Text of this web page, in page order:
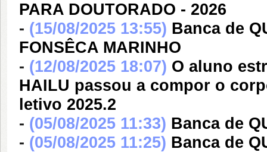
PARA DOUTORADO - 2026
- (15/08/2025 13:55) Banca de
FONSÊCA MARINHO
- (12/08/2025 18:07) O aluno
HAILU passou a compor o
letivo 2025.2
- (05/08/2025 11:33) Banca de
- (05/08/2025 11:25) Banca de